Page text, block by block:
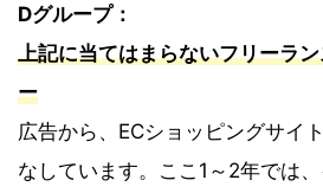
Dグループ：
上記に当てはまらないフリーラ
ー
広告から、ECショッピングサイ
なしています。ここ1～2年では